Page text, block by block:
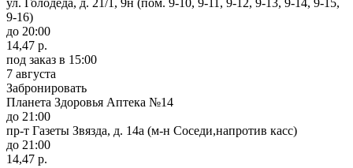
9-16)
до 20:00
14,47 р.
под заказ в 15:00
7 августа
Забронировать
Планета Здоровья Аптека №14
до 21:00
пр-т Газеты Звязда, д. 14а (м-н Соседи,напротив касс)
до 21:00
14,47 р.